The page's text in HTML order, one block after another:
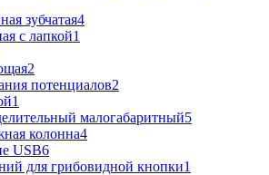
зубчатая4
с лапкой1
2
потенциалов2
1
малогабаритный5
колонна4
USB6
для грибовидной кнопки1